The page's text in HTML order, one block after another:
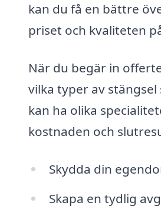
kan du få en bättre
priset och kvaliteten
När du begär in
vilka typer av
kan ha olika
kostnaden och
Skydda din
Skapa en tydlig